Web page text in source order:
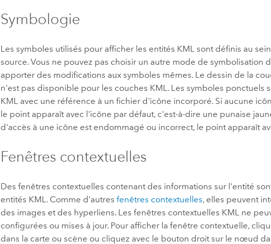
Symbologie
Les symboles utilisés pour afficher les entités KML sont définis au
source. Vous ne pouvez pas choisir un autre mode de symbolisation
apporter des modifications aux symboles mêmes. Le dessin de la
n'est pas disponible pour les couches KML. Les symboles ponctuels
KML avec une référence à un fichier d'icône incorporé. Si aucune
le point apparaît avec l'icône par défaut, c'est-à-dire une punaise
d'accès à une icône est endommagé ou incorrect, le point apparaît
Fenêtres contextuelles
Des fenêtres contextuelles contenant des informations sur l'entité
entités KML. Comme d'autresfenêtres contextuelles, elles peuvent
des images et des hyperliens. Les fenêtres contextuelles KML ne
configurées ou mises à jour. Pour afficher la fenêtre contextuelle,
dans la carte ou scène ou cliquez avec le bouton droit sur le nœud